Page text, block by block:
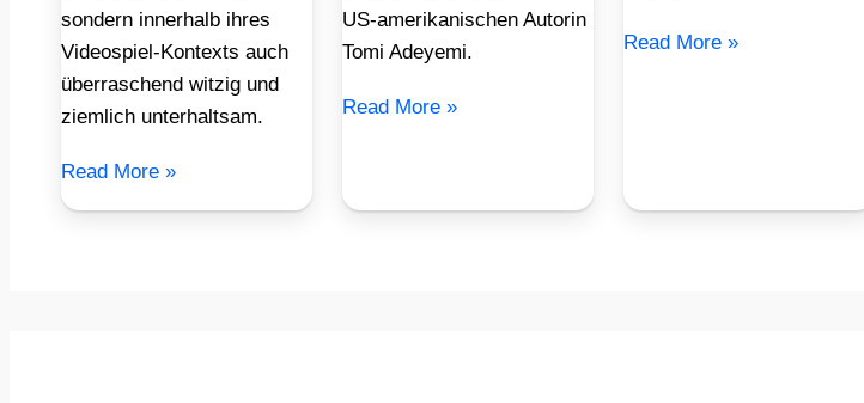
sondern innerhalb ihres
Videospiel-Kontexts auch
überraschend witzig und
ziemlich unterhaltsam.
Read More »
US-amerikanischen Autorin
Tomi Adeyemi.
Read More »
Read More »